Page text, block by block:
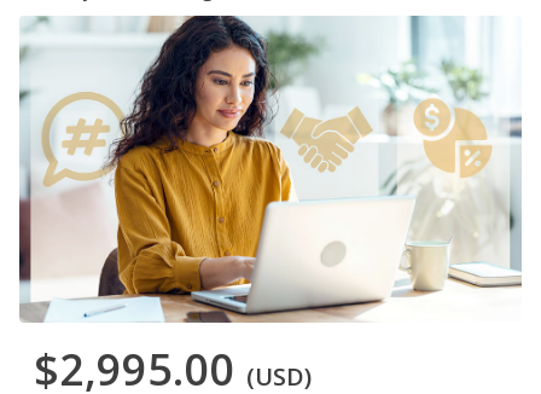
$2,995.00 (USD)